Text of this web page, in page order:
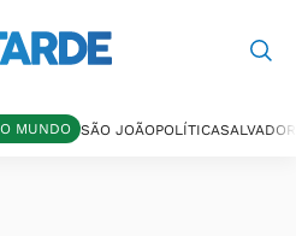
MUNDO SÃO JOÃOPOLÍTICASALVADOR